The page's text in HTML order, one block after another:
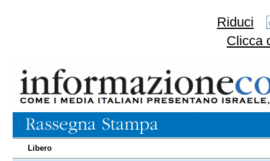
Riduci
Clicca
Libero